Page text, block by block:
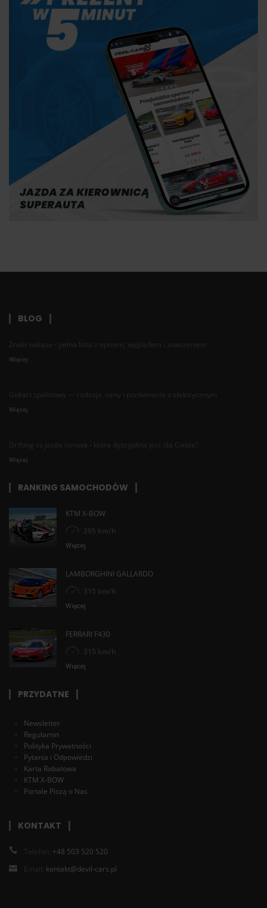
BLOG
Znaki nakazu - pełna lista z opisem, wyglądem i znaczeniem
Więcej
Gokart spalinowy — rodzaje, ceny i porównanie z elektrycznym
Więcej
Drifting vs jazda torowa - która dyscyplina jest dla Ciebie?
Więcej
RANKING SAMOCHODÓW
KTM X-BOW
295 km/h
Więcej
LAMBORGHINI GALLARDO
315 km/h
Więcej
FERRARI F430
315 km/h
Więcej
PRZYDATNE
Newsletter
Regulamin
Polityka Prywatności
Pytania i Odpowiedzi
Karta Rabatowa
KTM X-BOW
Portale Piszą o Nas
KONTAKT
Telefon: +48 503 520 520
Email: kontakt@devil-cars.pl